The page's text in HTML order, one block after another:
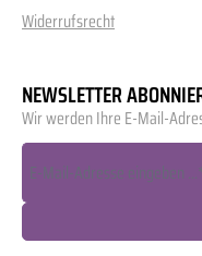
Widerrufsrecht
NEWSLETTER
Wir werden Ihre E-Mail-